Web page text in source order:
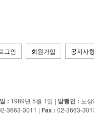
그인 회원가입 공지사
: 1989년 5월 1일 | 발행인 : 노
3663-3011 | Fax : 02-3663-